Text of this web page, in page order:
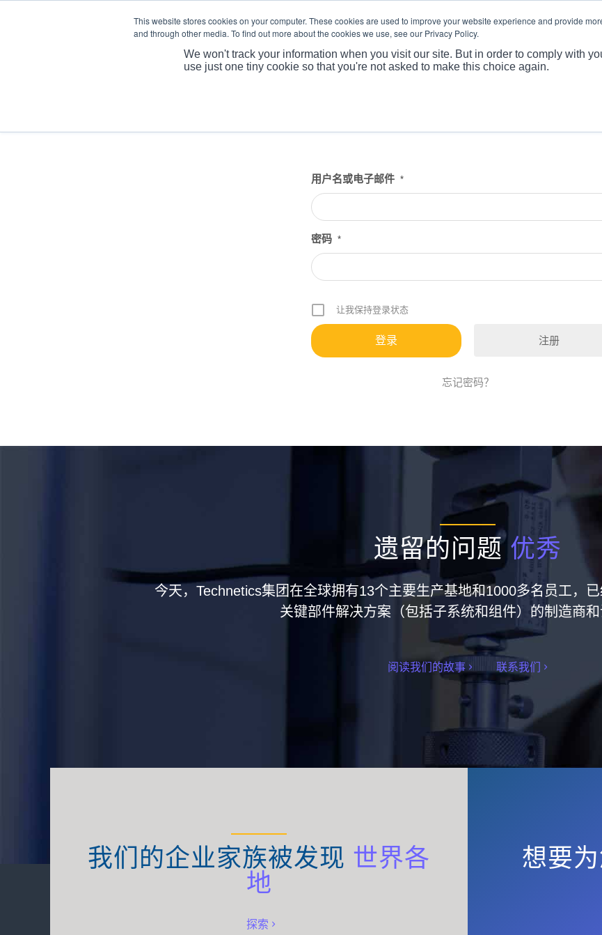
This website stores cookies on your computer. These cookies are used to improve your website experience and provide
and through other media. To find out more about the cookies we use, see our Privacy Policy.
We won't track your information when you visit our site. But in order to comply with
use just one tiny cookie so that you're not asked to make this choice again.
关于
用户名或电子邮件 *
密码 *
让我保持登录状态
注册
忘记密码？
遗留的问题优秀
今天，Technetics集团在全球拥有13个主要生产基地和1000多名员工，
关键部件解决方案（包括子系统和组件）的制造商和
阅读我们的故事 联系我们
我们的企业家族被发现 世界各
地
探索
想要